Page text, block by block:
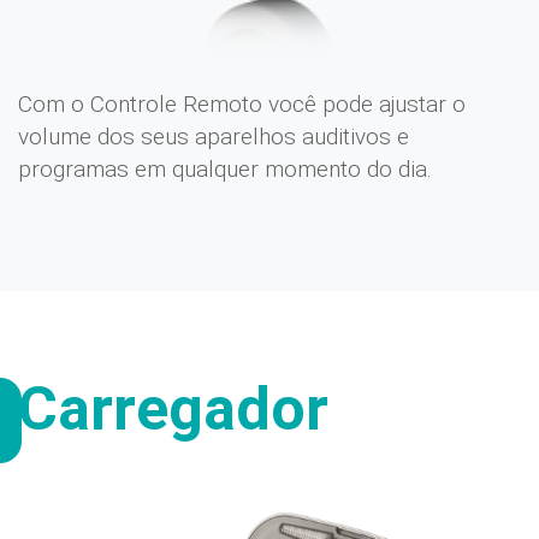
Com o Controle Remoto você pode ajustar o
volume dos seus aparelhos auditivos e
programas em qualquer momento do dia.
Carregador